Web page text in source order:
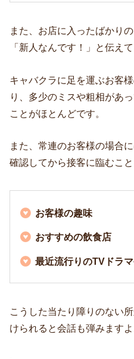
また、お店に入ったばかり
「新人なんです！」と伝え
キャバクラに足を運ぶお客
り、多少のミスや粗相があ
ことがほとんどです。
また、常連のお客様の場合
確認してから接客に臨むこと
お客様の趣味
おすすめの飲食店
最近流行りのTVドラ
こうした当たり障りのない
けられると会話も弾みますよ